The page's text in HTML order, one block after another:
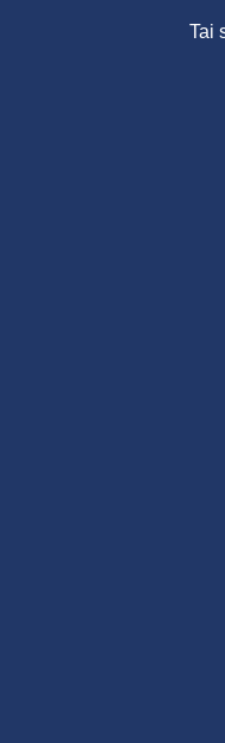
Tai